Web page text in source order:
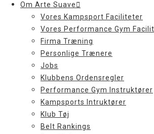
Om Arte Suave
Vores Kampsport Faciliteter
Vores Performance Gym
Firma Træning
Personlige Trænere
Jobs
Klubbens Ordensregler
Performance Gym Instruktører
Kampsports Intruktører
Klub Tøj
Belt Rankings